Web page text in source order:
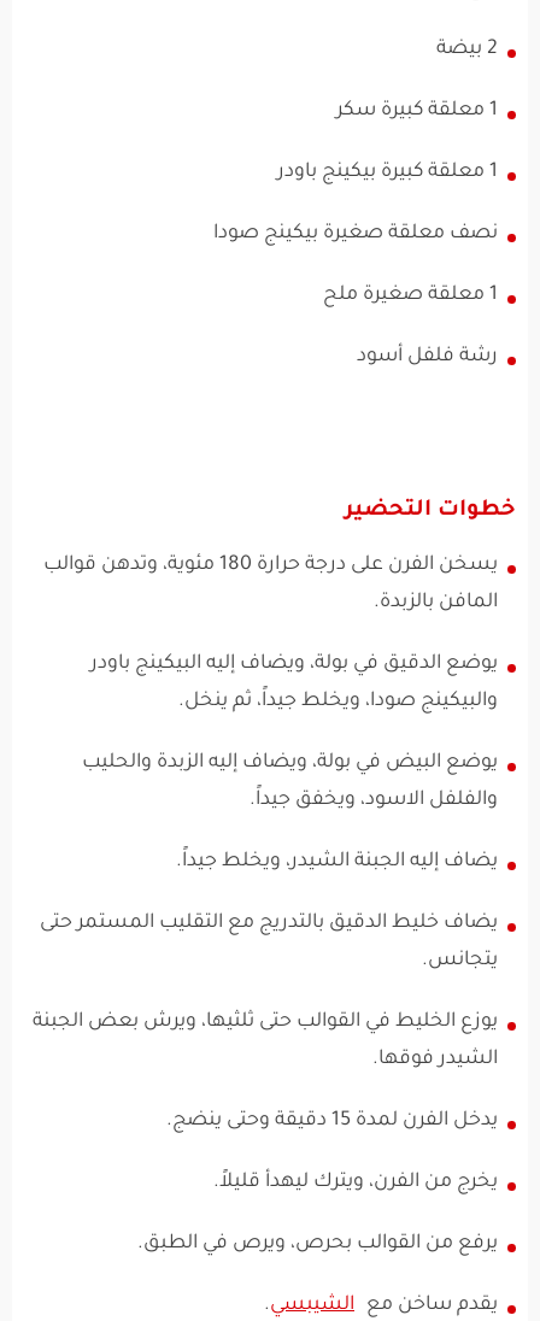
2 بيضة
1 معلقة كبيرة سكر
1 معلقة كبيرة بيكينج باودر
نصف معلقة صغيرة بيكينج صودا
1 معلقة صغيرة ملح
رشة فلفل أسود
خطوات التحضير
يسخن الفرن على درجة حرارة 180 مئوية، وتدهن قوالب
المافن بالزبدة.
يوضع الدقيق في بولة، ويضاف إليه البيكينج باودر
والبيكينج صودا، ويخلط جيداً، ثم ينخل.
يوضع البيض في بولة، ويضاف إليه الزبدة والحليب
والفلفل الاسود، ويخفق جيداً.
يضاف إليه الجبنة الشيدر، ويخلط جيداً.
يضاف خليط الدقيق بالتدريج مع التقليب المستمر حتى
يتجانس.
يوزع الخليط في القوالب حتى ثلثيها، ويرش بعض الجبنة
الشيدر فوقها.
يدخل الفرن لمدة 15 دقيقة وحتى ينضج.
يخرج من الفرن، ويترك ليهدأ قليلاً.
يرفع من القوالب بحرص، ويرص في الطبق.
يقدم ساخن مع الشيبسي.